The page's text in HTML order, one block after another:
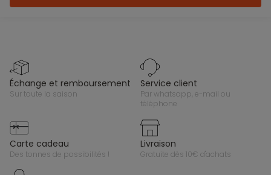
échange et remboursement
sur toute la saison
service client
par whatsapp, e-mail ou
téléphone
carte cadeau
des tonnes de possibilités !
livraison
gratuite dès 10€ d'achats